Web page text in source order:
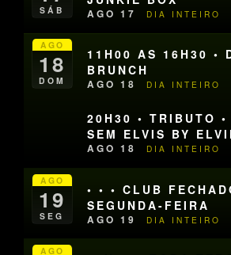
SÁB AGO 17 DIA INTEIRO
AGO
18
DOM
11H00 AS 16H30 •
BRUNCH
AGO 18 DIA INTEIRO
20H30 • TRIBUTO
SEM ELVIS BY
AGO 18 DIA INTEIRO
AGO
19
SEG
• • • CLUB
SEGUNDA-FEIRA
AGO 19 DIA INTEIRO
AGO